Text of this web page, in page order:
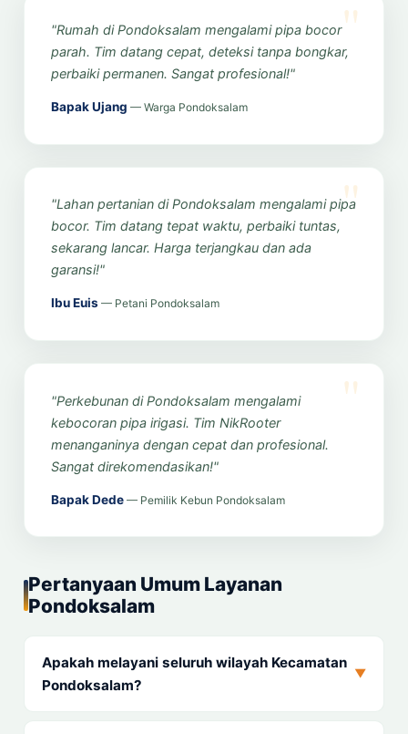
"Rumah di Pondoksalam mengalami pipa bocor
parah. Tim datang cepat, deteksi tanpa bongkar,
perbaiki permanen. Sangat profesional!"
Bapak Ujang — Warga Pondoksalam
"Lahan pertanian di Pondoksalam mengalami pipa
bocor. Tim datang tepat waktu, perbaiki tuntas,
sekarang lancar. Harga terjangkau dan ada
garansi!"
Ibu Euis — Petani Pondoksalam
"Perkebunan di Pondoksalam mengalami
kebocoran pipa irigasi. Tim NikRooter
menanganinya dengan cepat dan profesional.
Sangat direkomendasikan!"
Bapak Dede — Pemilik Kebun Pondoksalam
Pertanyaan Umum Layanan
Pondoksalam
Apakah melayani seluruh wilayah Kecamatan
Pondoksalam?
▼